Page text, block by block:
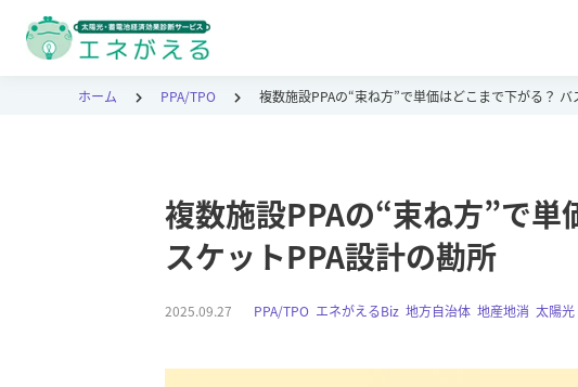
ホーム PPA/TPO 複数施設PPAの“束ね方”で単価はどこまで下がる？
複数施設PPAの“束ね方”で単
スケットPPA設計の勘所
PPA/TPO エネがえるBiz ,地方自治体 ,地産地消 ,太陽光
2025.09.27